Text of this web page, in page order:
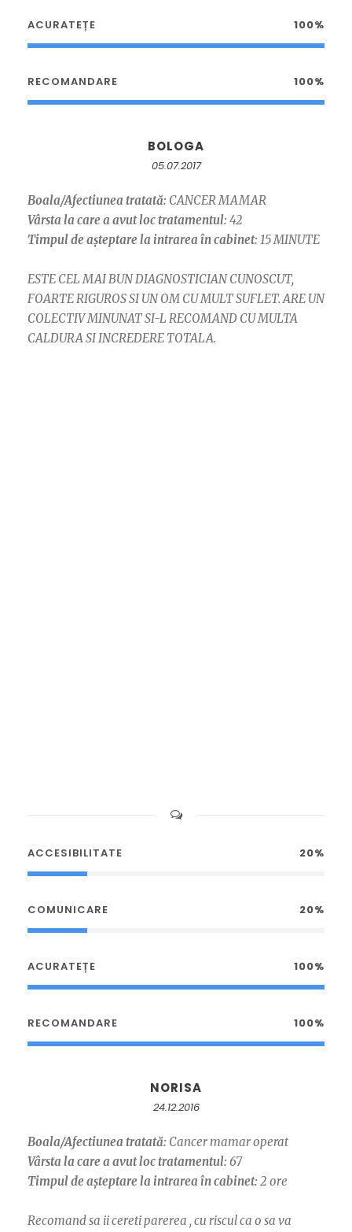
ACURATEȚE 100%
RECOMANDARE 100%
BOLOGA
05.07.2017
Boala/Afectiunea tratată: CANCER MAMAR
Vârsta la care a avut loc tratamentul: 42
Timpul de așteptare la intrarea în cabinet: 15 MINUTE
ESTE CEL MAI BUN DIAGNOSTICIAN CUNOSCUT,
FOARTE RIGUROS SI UN OM CU MULT SUFLET. ARE UN
COLECTIV MINUNAT SI-L RECOMAND CU MULTA
CALDURA SI INCREDERE TOTALA.
ACCESIBILITATE 20%
COMUNICARE 20%
ACURATEȚE 100%
RECOMANDARE 100%
NORISA
24.12.2016
Boala/Afectiunea tratată: Cancer mamar operat
Vârsta la care a avut loc tratamentul: 67
Timpul de așteptare la intrarea în cabinet: 2 ore
Recomand sa ii cereti parerea , cu riscul ca o sa va